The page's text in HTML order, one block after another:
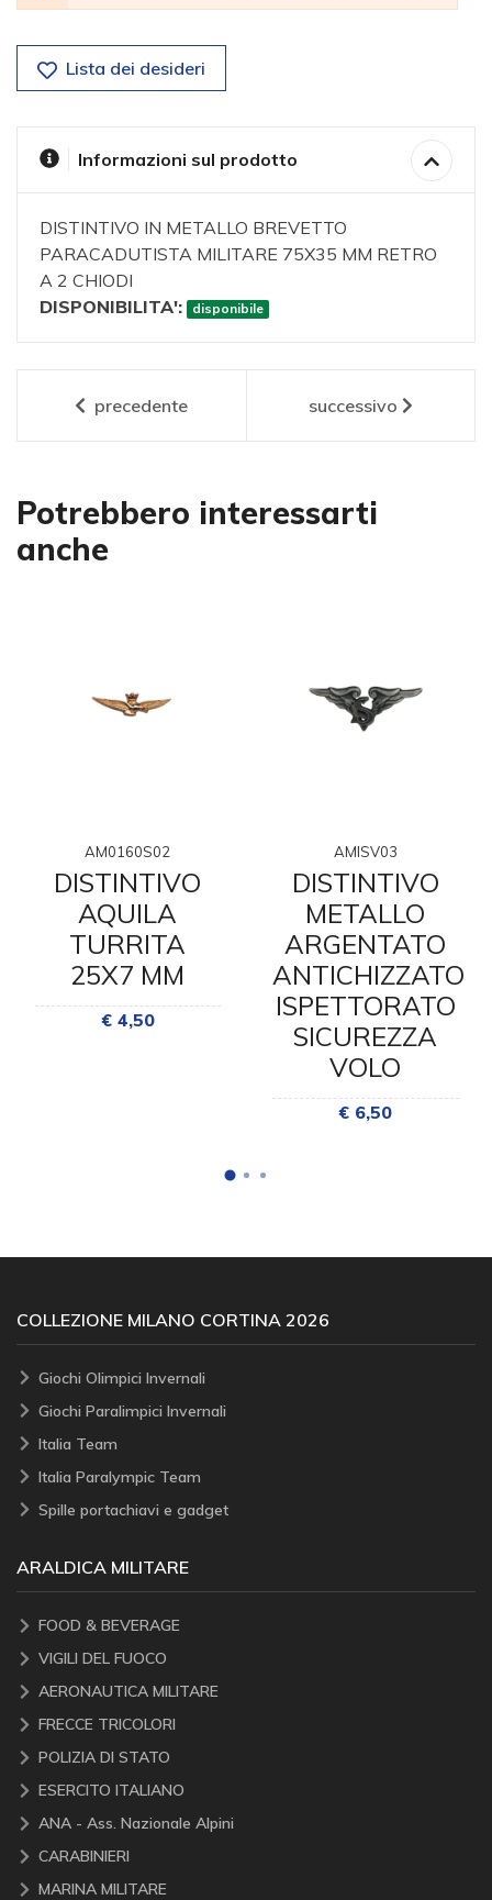
Lista dei desideri
Informazioni sul prodotto
DISTINTIVO IN METALLO BREVETTO
PARACADUTISTA MILITARE 75X35 MM RETRO
A 2 CHIODI
DISPONIBILITA':
disponibile
precedente successivo
Potrebbero interessarti
anche
AM0160S02
DISTINTIVO
AQUILA
TURRITA
25X7 MM
€ 4,50
AMISV03
DISTINTIVO
METALLO
ARGENTATO
ANTICHIZZATO
ISPETTORATO
SICUREZZA
VOLO
€ 6,50
COLLEZIONE MILANO CORTINA 2026
Giochi Olimpici Invernali
Giochi Paralimpici Invernali
Italia Team
Italia Paralympic Team
Spille portachiavi e gadget
ARALDICA MILITARE
FOOD & BEVERAGE
VIGILI DEL FUOCO
AERONAUTICA MILITARE
FRECCE TRICOLORI
POLIZIA DI STATO
ESERCITO ITALIANO
ANA - Ass. Nazionale Alpini
CARABINIERI
MARINA MILITARE